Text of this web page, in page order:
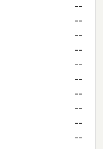
--
--
--
--
--
--
--
--
--
--